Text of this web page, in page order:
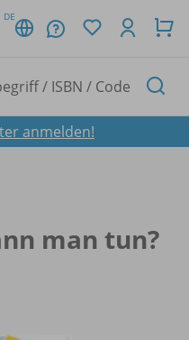
DE
anmelden!
man tun?